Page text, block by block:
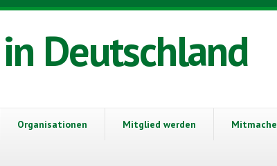
Deutschland
Organisationen Mitglied werden